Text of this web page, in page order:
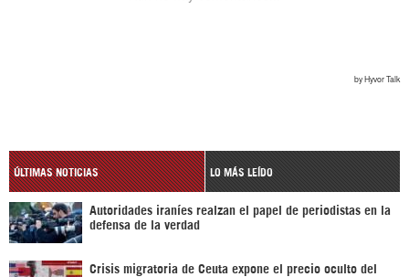
ÚLTIMAS NOTICIAS LO MÁS LEÍDO
Autoridades iraníes realzan el papel de periodistas en la
defensa de la verdad
Crisis migratoria de Ceuta expone el precio oculto del